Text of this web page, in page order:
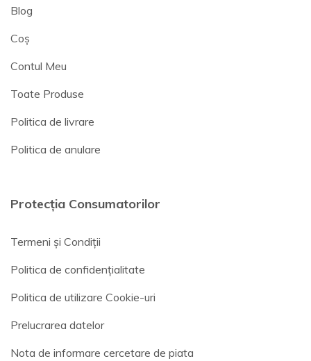
Blog
Coș
Contul Meu
Toate Produse
Politica de livrare
Politica de anulare
Protecția Consumatorilor
Termeni și Condiții
Politica de confidențialitate
Politica de utilizare Cookie-uri
Prelucrarea datelor
Nota de informare cercetare de piata